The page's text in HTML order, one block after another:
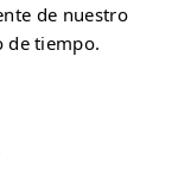
de nuestro
de tiempo.